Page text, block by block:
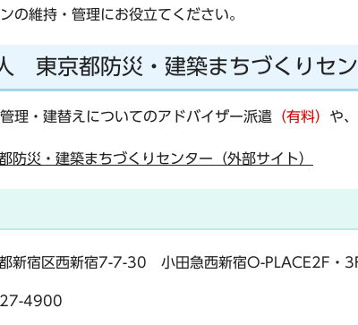
の維持・管理にお役立てください。
東京都防災・建築まちづくりセ
理・建替えについてのアドバイザー派遣 （有料） や
防災・建築まちづくりセンター（外部サイト）
新宿区西新宿7-7-30 小田急西新宿O-PLACE2F・
4900